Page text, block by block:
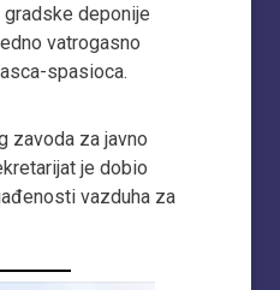
deponije
vatrogasno
spasioca.
zavoda za javno
je dobio
vazduha za